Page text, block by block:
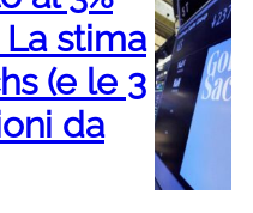
stima
(e le 3
da